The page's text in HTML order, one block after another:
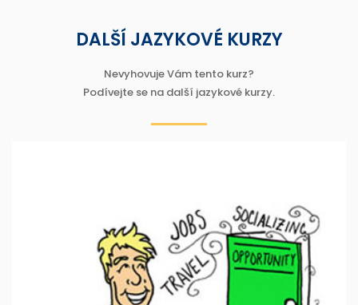
DALŠÍ JAZYKOVÉ KURZY
Nevyhovuje Vám tento kurz?
Podívejte se na další jazykové kurzy.